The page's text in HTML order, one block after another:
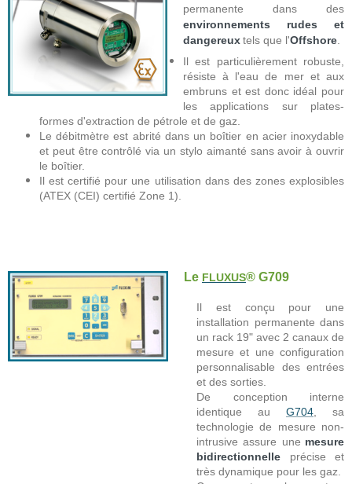
permanente dans des
environnements rudes et
dangereuxtels que l'Offshore
Il est particulièrement robuste,
résiste à l'eau de mer et aux
embruns et est donc idéal pour
les applications sur plates-
formes d'extraction de pétrole et de gaz.
Le débitmètre est abrité dans un boîtier en acier inoxydable
et peut être contrôlé via un stylo aimanté sans avoir à ouvrir
le boîtier.
Il est certifié pour une utilisation dans des zones explosibles
(ATEX (CEI) certifié Zone 1).
Le FLUXUS® G709
Il est conçu pour une
installation permanente dans
un rack 19" avec 2 canaux de
mesure et une configuration
personnalisable des entrées
et des sorties.
De conception interne
identique au G704 , sa
technologie de mesure non-
intrusive assure une mesure
bidirectionnelle
précise et
très dynamique pour les gaz.